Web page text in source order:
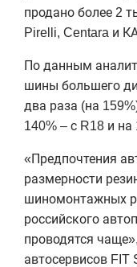
продано более 2
Pirelli, Centara и
По данным
шины большего
два раза (на
140% – с R18 и на
«Предпочтения
размерности
шиномонтажных
российского
проводятся
автосервисов FIT